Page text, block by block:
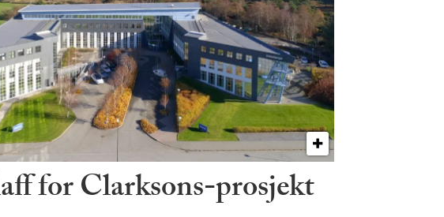
for Clarksons-prosjekt